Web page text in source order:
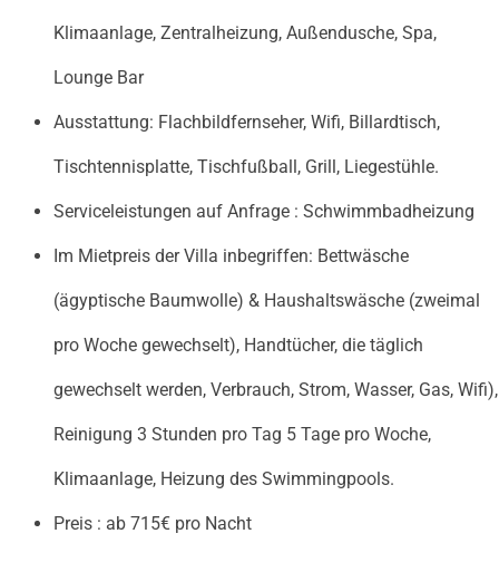
Klimaanlage, Zentralheizung, Außendusche, Spa,
Lounge Bar
Ausstattung: Flachbildfernseher, Wifi, Billardtisch,
Tischtennisplatte, Tischfußball, Grill, Liegestühle.
Serviceleistungen auf Anfrage : Schwimmbadheizung
Im Mietpreis der Villa inbegriffen: Bettwäsche
(ägyptische Baumwolle) & Haushaltswäsche (zweimal
pro Woche gewechselt), Handtücher, die täglich
gewechselt werden, Verbrauch, Strom, Wasser, Gas, Wifi),
Reinigung 3 Stunden pro Tag 5 Tage pro Woche,
Klimaanlage, Heizung des Swimmingpools.
Preis : ab 715€ pro Nacht